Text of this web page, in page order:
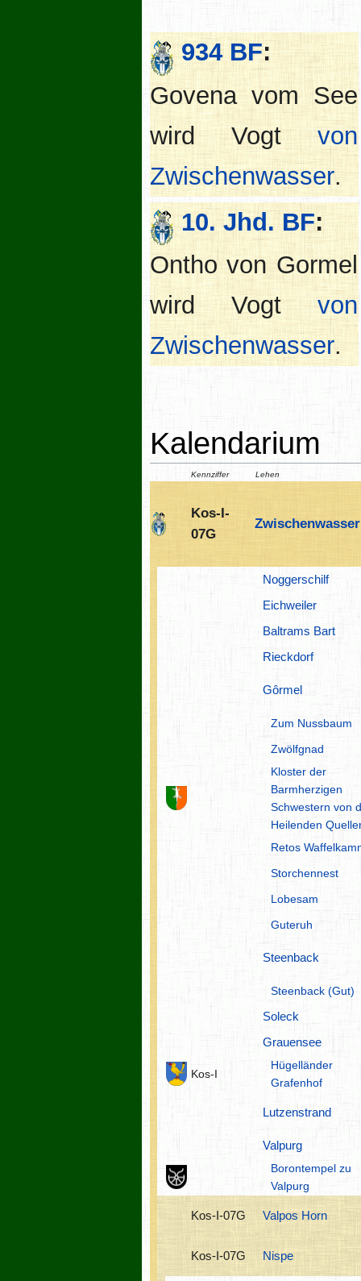
934 BF:
Govena vom See
wird Vogtvon
Zwischenwasser.
10. Jhd. BF:
Ontho von Gormel
wird Vogtvon
Zwischenwasser.
Kalendarium
Kennziffer Lehen
Kos-I-
07G
Zwischenwasser
Noggerschilf
Eichweiler
Baltrams Bart
Rieckdorf
Gôrmel
Zum Nussbaum
Zwölfgnad
Kloster der
Barmherzigen
Schwestern von
Heilenden
Retos
Storchennest
Lobesam
Guteruh
Steenback
Steenback (Gut)
Soleck
Grauensee
Kos-I
Hügelländer
Grafenhof
Lutzenstrand
Valpurg
Borontempel zu
Valpurg
Kos-I-07G Valpos Horn
Kos-I-07G Nispe